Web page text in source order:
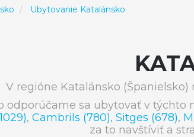
Ubytovanie Katalánsko
V regióne Katalánsko
odporúčame sa ubytovať v týchto
, Cambrils (780), Sitges (678),
za to navštíviť a